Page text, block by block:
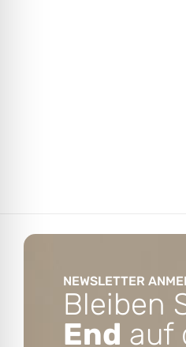
NEWSLETTER
Bleiben
End auf